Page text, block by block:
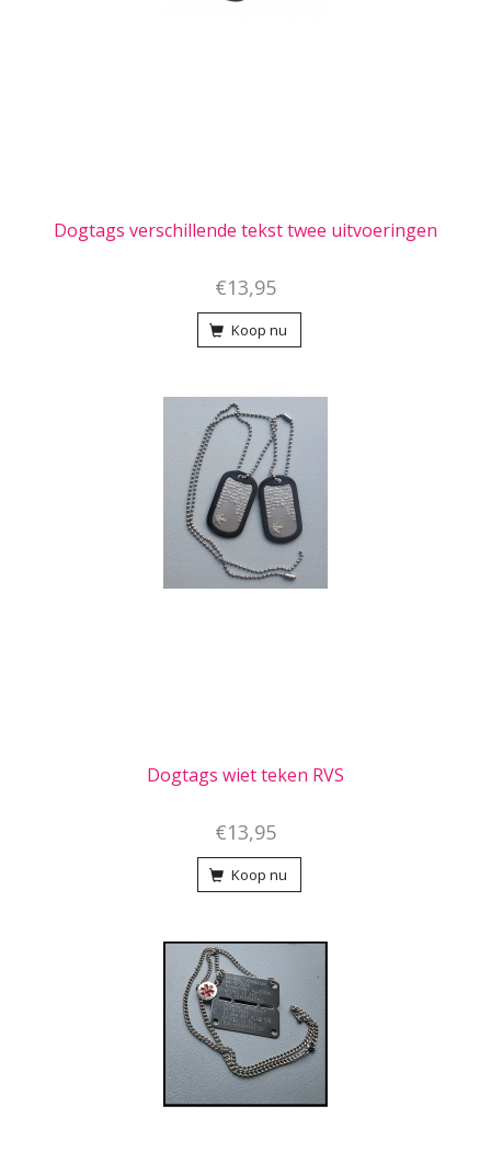
Dogtags verschillende tekst twee uitvoeringen
€13,95
Koop nu
Dogtags wiet teken RVS
€13,95
Koop nu